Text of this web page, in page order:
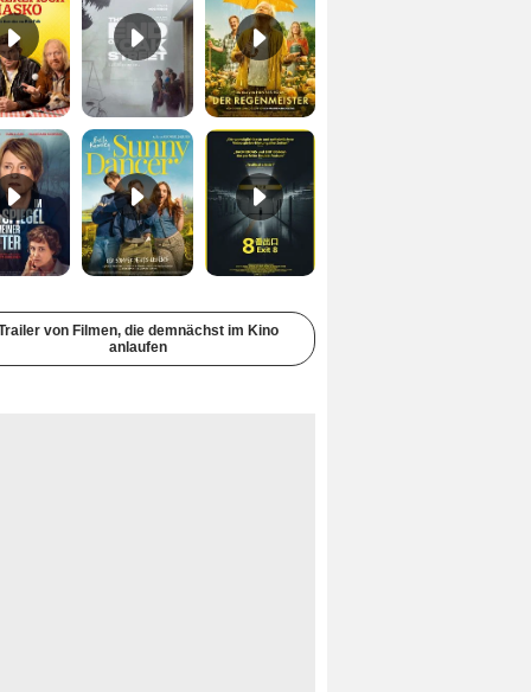
Im Spiegel meiner Mutter Trailer DF Sunny Dancer Trailer DF Exit 8 Trailer DF
von Filmen, die demnächst im Kino
anlaufen